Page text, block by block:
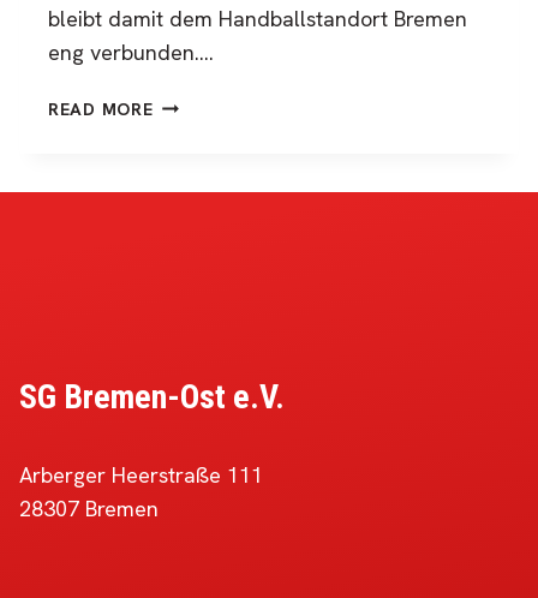
bleibt damit dem Handballstandort Bremen
eng verbunden….
READ MORESG
ZUKUNFT
SG Bremen-Ost e.V.
Arberger Heerstraße 111
28307 Bremen